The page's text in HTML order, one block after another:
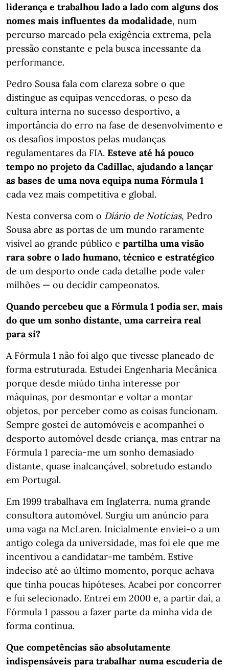
liderança e trabalhou lado a lado com alguns dos
nomes mais influentes da modalidade, num
percurso marcado pela exigência extrema, pela
pressão constante e pela busca incessante da
performance.
Pedro Sousa fala com clareza sobre o que
distingue as equipas vencedoras, o peso da
cultura interna no sucesso desportivo, a
importância do erro na fase de desenvolvimento e
os desafios impostos pelas mudanças
regulamentares da FIA. Esteve até há pouco
tempo no projeto da Cadillac, ajudando a lançar
as bases de uma nova equipa numa Fórmula 1
cada vez mais competitiva e global.
Nesta conversa com o Diário de Notícias, Pedro
Sousa abre as portas de um mundo raramente
visível ao grande público e partilha uma visão
rara sobre o lado humano, técnico e estratégico
de um desporto onde cada detalhe pode valer
milhões — ou decidir campeonatos.
Quando percebeu que a Fórmula 1 podia ser, mais
do que um sonho distante, uma carreira real
para si?
A Fórmula 1 não foi algo que tivesse planeado de
forma estruturada. Estudei Engenharia Mecânica
porque desde miúdo tinha interesse por
máquinas, por desmontar e voltar a montar
objetos, por perceber como as coisas funcionam.
Sempre gostei de automóveis e acompanhei o
desporto automóvel desde criança, mas entrar na
Fórmula 1 parecia-me um sonho demasiado
distante, quase inalcançável, sobretudo estando
em Portugal.
Em 1999 trabalhava em Inglaterra, numa grande
consultora automóvel. Surgiu um anúncio para
uma vaga na McLaren. Inicialmente enviei-o a um
antigo colega da universidade, mas foi ele que me
incentivou a candidatar-me também. Estive
indeciso até ao último momento, porque achava
que tinha poucas hipóteses. Acabei por concorrer
e fui selecionado. Entrei em 2000 e, a partir daí, a
Fórmula 1 passou a fazer parte da minha vida de
forma contínua.
Que competências são absolutamente
indispensáveis para trabalhar numa escuderia de